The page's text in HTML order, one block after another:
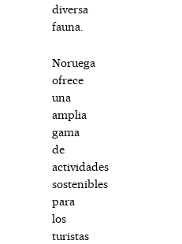
diversa
fauna.
Noruega
ofrece
una
amplia
gama
de
actividades
sostenibles
para
los
turistas